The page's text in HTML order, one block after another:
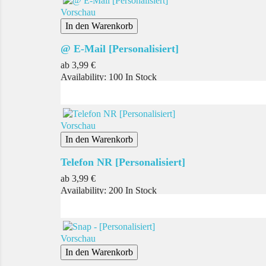
Vorschau
In den Warenkorb
@ E-Mail [Personalisiert]
ab Preis
3,99 €
Availability: 100 In Stock
Vorschau
In den Warenkorb
Telefon NR [Personalisiert]
ab Preis
3,99 €
Availability: 200 In Stock
Vorschau
In den Warenkorb